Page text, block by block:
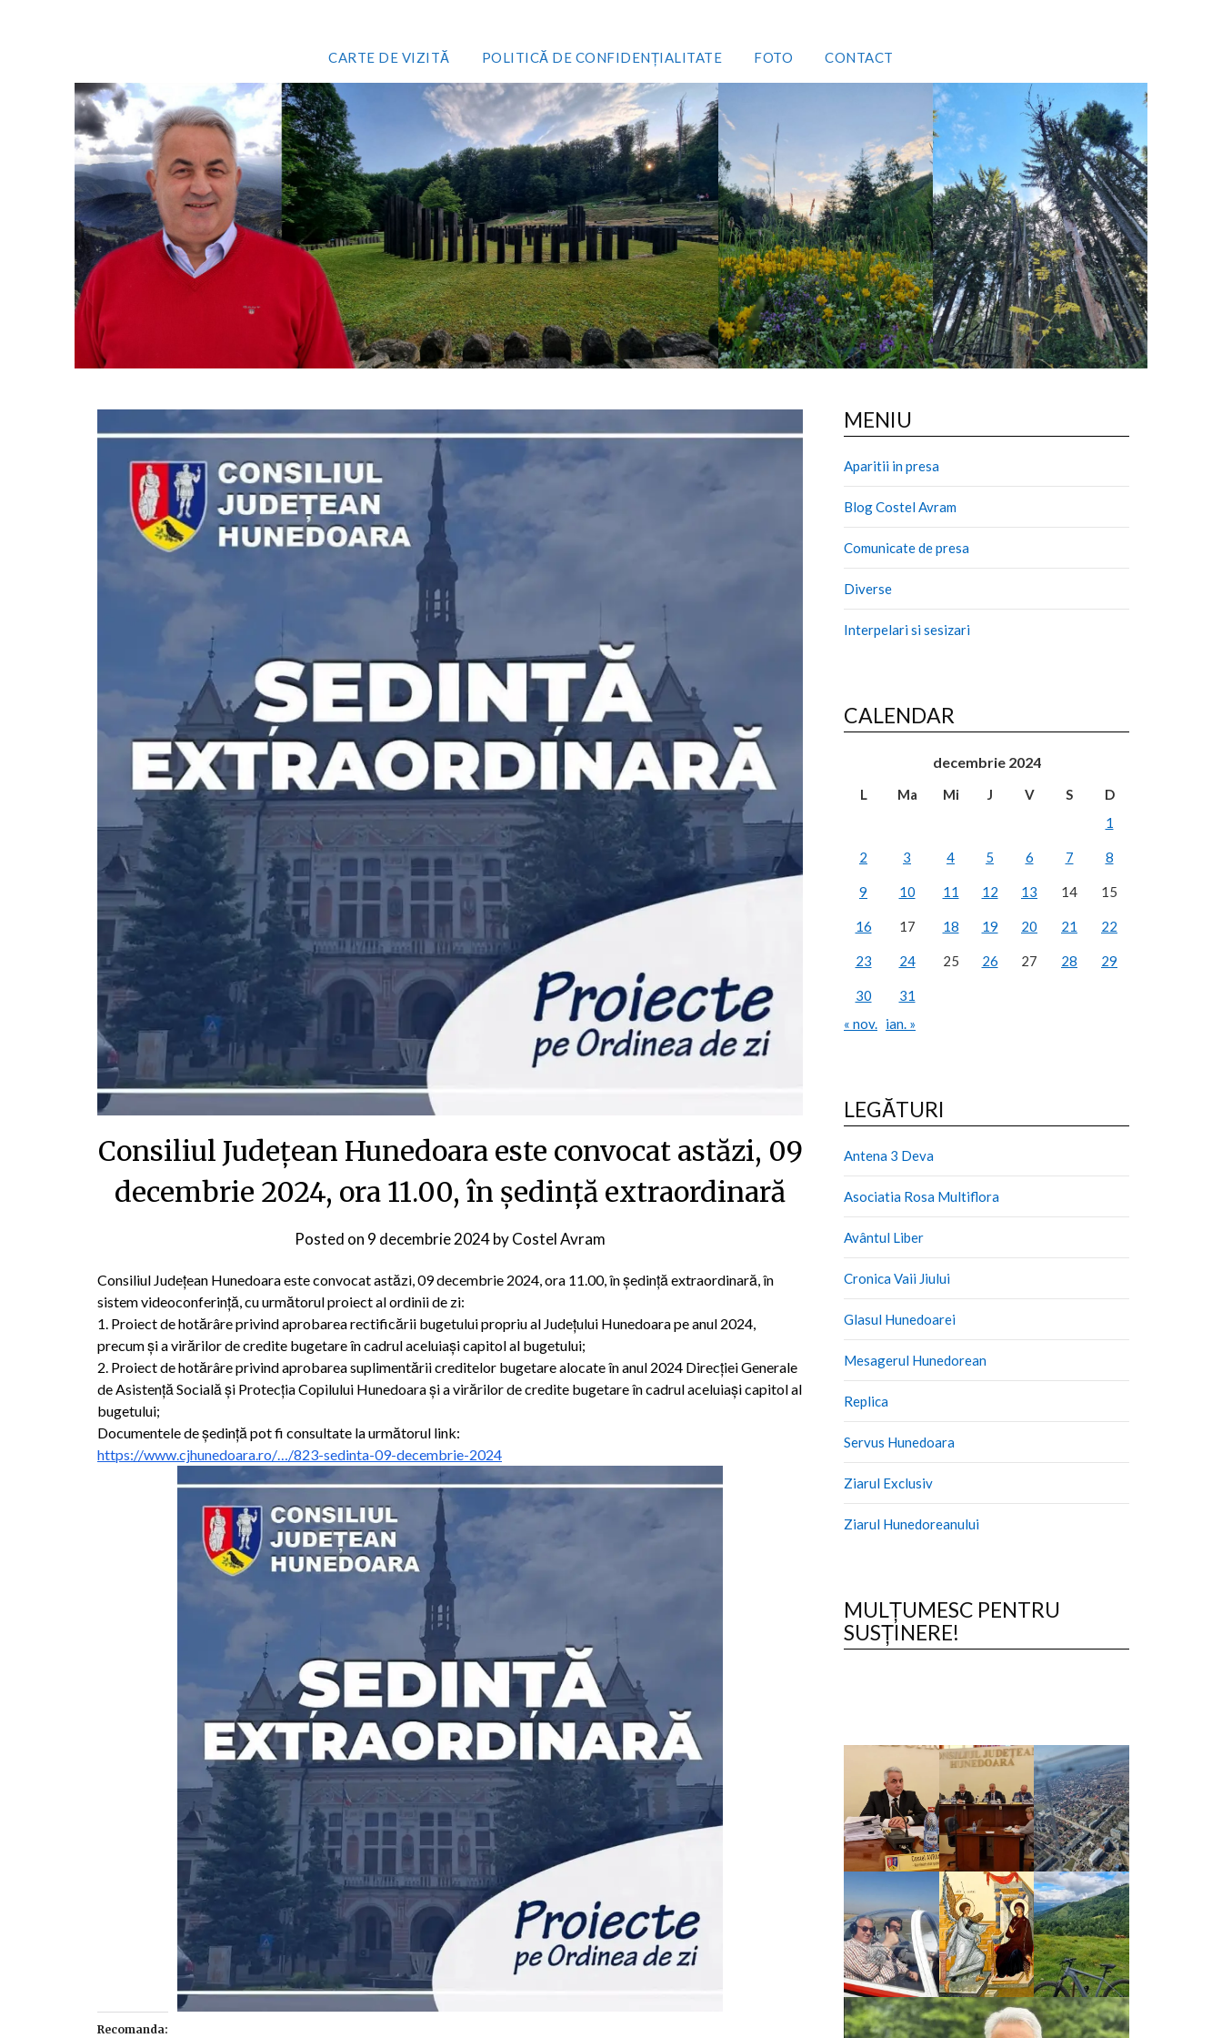
CARTE DE VIZITĂ POLITICĂ DE CONFIDENȚIALITATE FOTO CONTACT
Consiliul Județean Hunedoara este convocat astăzi, 09
decembrie 2024, ora 11.00, în ședință extraordinară
Posted on 9 decembrie 2024byCostel Avram
Consiliul Județean Hunedoara este convocat astăzi, 09 decembrie 2024, ora 11.00, în ședință extraordinară, în
sistem videoconferință, cu următorul proiect al ordinii de zi:
1. Proiect de hotărâre privind aprobarea rectificării bugetului propriu al Județului Hunedoara pe anul 2024,
precum și a virărilor de credite bugetare în cadrul aceluiași capitol al bugetului;
2. Proiect de hotărâre privind aprobarea suplimentării creditelor bugetare alocate în anul 2024 Direcției Generale
de Asistență Socială și Protecția Copilului Hunedoara și a virărilor de credite bugetare în cadrul aceluiași capitol al
bugetului;
Documentele de ședință pot fi consultate la următorul link:
https://www.cjhunedoara.ro/…/823-sedinta-09-decembrie-2024
Recomanda:
MENIU
Aparitii in presa
Blog Costel Avram
Comunicate de presa
Diverse
Interpelari si sesizari
CALENDAR
decembrie 2024
L Ma Mi J V S
D
1
2 3 4 5 6 7 8
9 10 11 12 13 14 15
16 17 18 19 20 21 22
23 24 25 26 27 28 29
30
31
« nov. ian. »
LEGĂTURI
Antena 3 Deva
Asociatia Rosa Multiflora
Avântul Liber
Cronica Vaii Jiului
Glasul Hunedoarei
Mesagerul Hunedorean
Replica
Servus Hunedoara
Ziarul Exclusiv
Ziarul Hunedoreanului
MULȚUMESC PENTRU
SUSȚINERE!